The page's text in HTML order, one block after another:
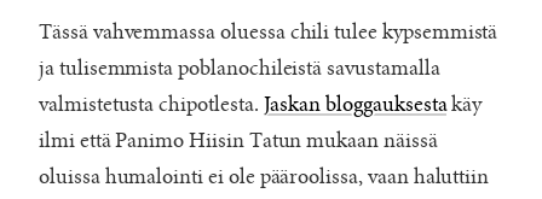
Tässä vahvemmassa oluessa chili tulee kypsemmistä
ja tulisemmista poblanochileistä savustamalla
valmistetusta chipotlesta. Jaskan bloggauksestakäy
ilmi että Panimo Hiisin Tatun mukaan näissä
oluissa humalointi ei ole pääroolissa, vaan haluttiin